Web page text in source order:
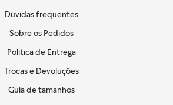
Dúvidas frequentes
Sobre os Pedidos
Política de Entrega
Trocas e Devoluções
Guia de tamanhos